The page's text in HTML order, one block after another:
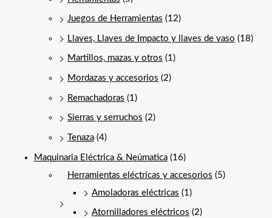
Juegos de Herramientas (12)
Llaves, Llaves de Impacto y llaves de vaso (18)
Martillos, mazas y otros (1)
Mordazas y accesorios (2)
Remachadoras (1)
Sierras y serruchos (2)
Tenaza (4)
Maquinaria Eléctrica & Neúmatica (16)
Herramientas eléctricas y accesorios (5)
Amoladoras eléctricas (1)
Atornilladores eléctricos (2)